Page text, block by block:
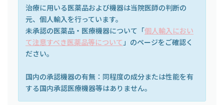
治療に用いる医薬品および機器は当院医師の判断の
元、個人輸入を行っています。
未承認の医薬品・医療機器について「個人輸入におい
て注意すべき医薬品等について」のページをご確認く
ださい。
国内の承認機器の有無：同程度の成分または性能を有
する国内承認医療機器等はありません。